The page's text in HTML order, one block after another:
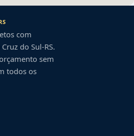
com
Cruz do Sul-RS.
sem
todos os